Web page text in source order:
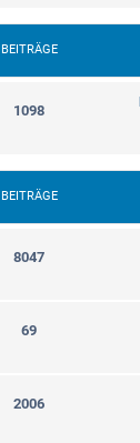
BEITRÄGE
1098
BEITRÄGE
8047
69
2006